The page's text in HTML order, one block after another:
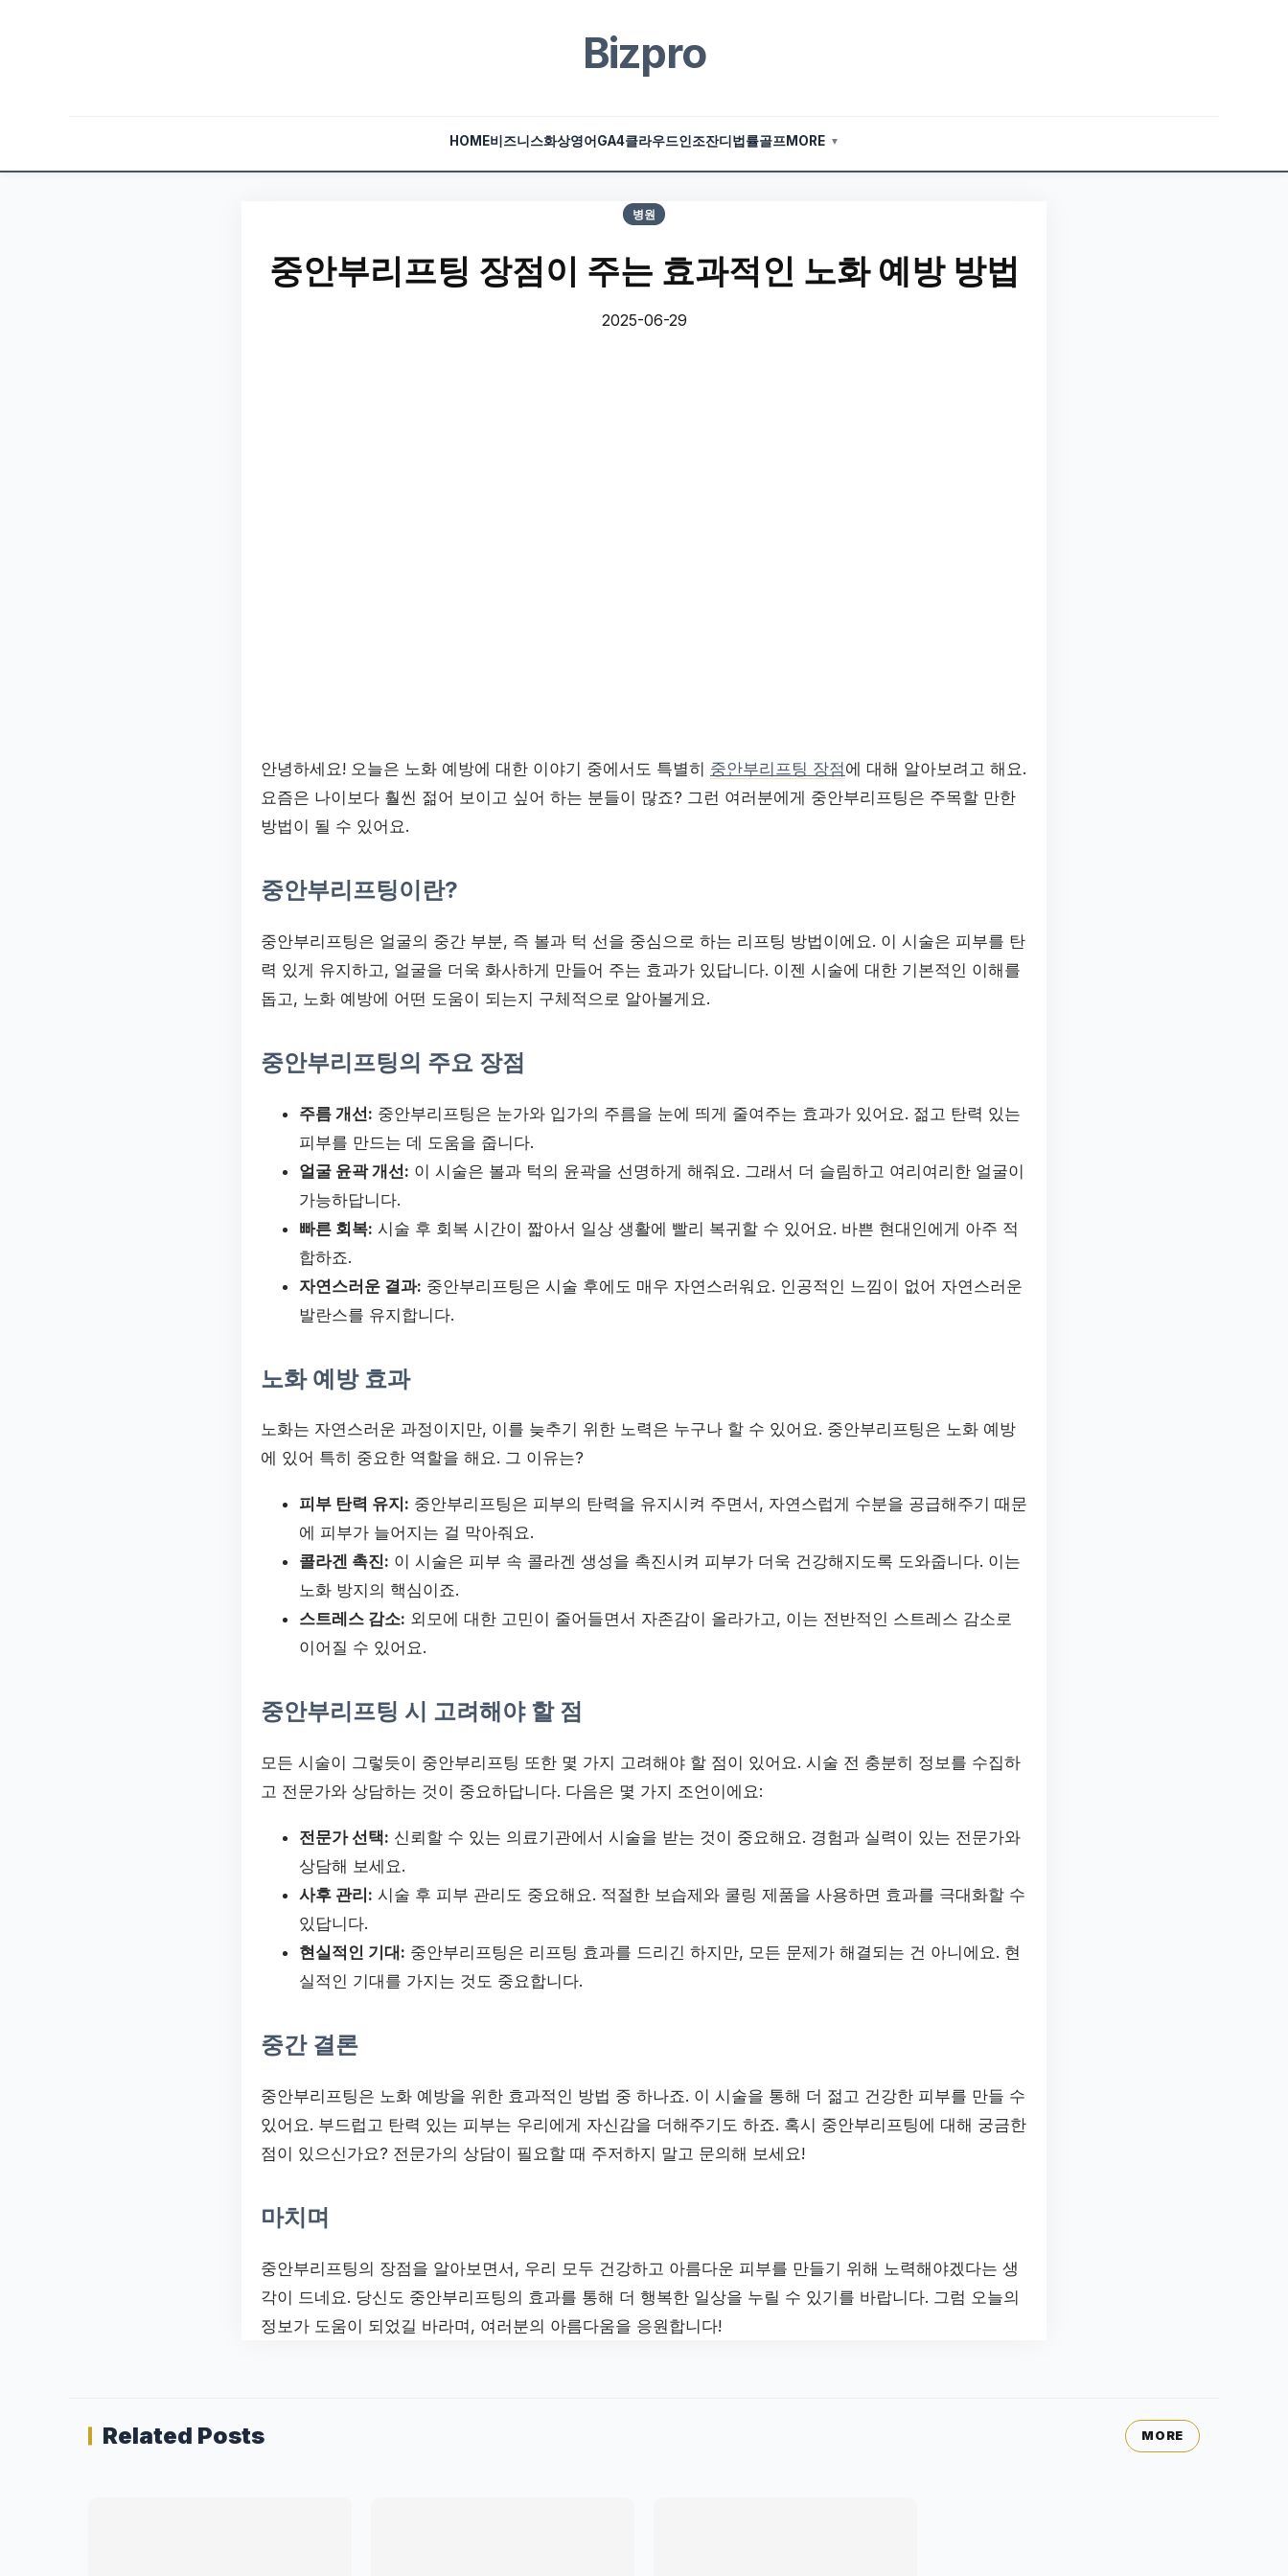
Bizpro
HOME비즈니스화상영어 GA4클라우드인조잔디 법률골프MORE ▼
병원
중안부리프팅 장점이 주는 효과적인 노화 예방 방법
2025-06-29
안녕하세요! 오늘은 노화 예방에 대한 이야기 중에서도 특별히 중안부리프팅 장점에 대해 알아보려고 해요.
요즘은 나이보다 훨씬 젊어 보이고 싶어 하는 분들이 많죠? 그런 여러분에게 중안부리프팅은 주목할 만한
방법이 될 수 있어요.
중안부리프팅이란?
중안부리프팅은 얼굴의 중간 부분, 즉 볼과 턱 선을 중심으로 하는 리프팅 방법이에요. 이 시술은 피부를 탄
력 있게 유지하고, 얼굴을 더욱 화사하게 만들어 주는 효과가 있답니다. 이젠 시술에 대한 기본적인 이해를
돕고, 노화 예방에 어떤 도움이 되는지 구체적으로 알아볼게요.
중안부리프팅의 주요 장점
주름 개선: 중안부리프팅은 눈가와 입가의 주름을 눈에 띄게 줄여주는 효과가 있어요. 젊고 탄력 있는
피부를 만드는 데 도움을 줍니다.
얼굴 윤곽 개선: 이 시술은 볼과 턱의 윤곽을 선명하게 해줘요. 그래서 더 슬림하고 여리여리한 얼굴이
가능하답니다.
빠른 회복: 시술 후 회복 시간이 짧아서 일상 생활에 빨리 복귀할 수 있어요. 바쁜 현대인에게 아주 적
합하죠.
자연스러운 결과: 중안부리프팅은 시술 후에도 매우 자연스러워요. 인공적인 느낌이 없어 자연스러운
발란스를 유지합니다.
노화 예방 효과
노화는 자연스러운 과정이지만, 이를 늦추기 위한 노력은 누구나 할 수 있어요. 중안부리프팅은 노화 예방
에 있어 특히 중요한 역할을 해요. 그 이유는?
피부 탄력 유지: 중안부리프팅은 피부의 탄력을 유지시켜 주면서, 자연스럽게 수분을 공급해주기 때문
에 피부가 늘어지는 걸 막아줘요.
콜라겐 촉진: 이 시술은 피부 속 콜라겐 생성을 촉진시켜 피부가 더욱 건강해지도록 도와줍니다. 이는
노화 방지의 핵심이죠.
스트레스 감소: 외모에 대한 고민이 줄어들면서 자존감이 올라가고, 이는 전반적인 스트레스 감소로
이어질 수 있어요.
중안부리프팅 시 고려해야 할 점
모든 시술이 그렇듯이 중안부리프팅 또한 몇 가지 고려해야 할 점이 있어요. 시술 전 충분히 정보를 수집하
고 전문가와 상담하는 것이 중요하답니다. 다음은 몇 가지 조언이에요:
전문가 선택: 신뢰할 수 있는 의료기관에서 시술을 받는 것이 중요해요. 경험과 실력이 있는 전문가와
상담해 보세요.
사후 관리: 시술 후 피부 관리도 중요해요. 적절한 보습제와 쿨링 제품을 사용하면 효과를 극대화할 수
있답니다.
현실적인 기대: 중안부리프팅은 리프팅 효과를 드리긴 하지만, 모든 문제가 해결되는 건 아니에요. 현
실적인 기대를 가지는 것도 중요합니다.
중간 결론
중안부리프팅은 노화 예방을 위한 효과적인 방법 중 하나죠. 이 시술을 통해 더 젊고 건강한 피부를 만들 수
있어요. 부드럽고 탄력 있는 피부는 우리에게 자신감을 더해주기도 하죠. 혹시 중안부리프팅에 대해 궁금한
점이 있으신가요? 전문가의 상담이 필요할 때 주저하지 말고 문의해 보세요!
마치며
중안부리프팅의 장점을 알아보면서, 우리 모두 건강하고 아름다운 피부를 만들기 위해 노력해야겠다는 생
각이 드네요. 당신도 중안부리프팅의 효과를 통해 더 행복한 일상을 누릴 수 있기를 바랍니다. 그럼 오늘의
정보가 도움이 되었길 바라며, 여러분의 아름다움을 응원합니다!
Related Posts MORE